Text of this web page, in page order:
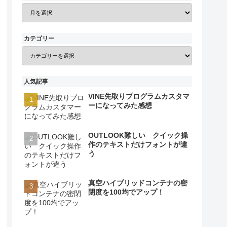
カテゴリー
人気記事
VINE先取りプログラムカスタマ
ーになってみた感想
OUTLOOK難しい クイック操
作のテキストだけフォントが違
う
真空ハイブリッドコンテナの密
閉度を100均でアップ！